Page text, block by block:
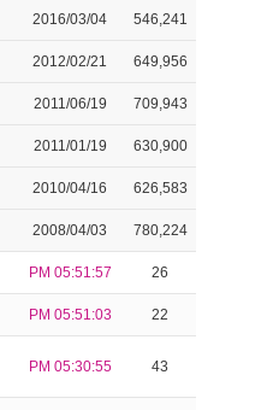
2016/03/04 546,241
2012/02/21 649,956
2011/06/19 709,943
2011/01/19 630,900
2010/04/16 626,583
2008/04/03 780,224
PM 05:51:57 26
PM 05:51:03 22
PM 05:30:55 43